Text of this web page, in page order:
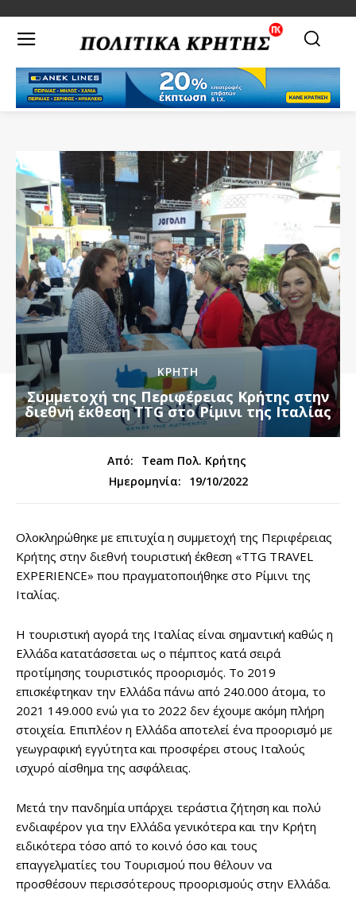
ΚΡΗΤΗ
Συμμετοχή της Περιφέρειας Κρήτης στην
διεθνή έκθεση TTG στο Ρίμινι της Ιταλίας
Από:
Team Πολ. Κρήτης
Ημερομηνία:
19/10/2022
Ολοκληρώθηκε με επιτυχία η συμμετοχή της Περιφέρειας
Κρήτης στην διεθνή τουριστική έκθεση «TTG TRAVEL
EXPERIENCE» που πραγματοποιήθηκε στο Ρίμινι της
Ιταλίας.
Η τουριστική αγορά της Ιταλίας είναι σημαντική καθώς η
Ελλάδα κατατάσσεται ως ο πέμπτος κατά σειρά
προτίμησης τουριστικός προορισμός. Το 2019
επισκέφτηκαν την Ελλάδα πάνω από 240.000 άτομα, το
2021 149.000 ενώ για το 2022 δεν έχουμε ακόμη πλήρη
στοιχεία. Επιπλέον η Ελλάδα αποτελεί ένα προορισμό με
γεωγραφική εγγύτητα και προσφέρει στους Ιταλούς
ισχυρό αίσθημα της ασφάλειας.
Μετά την πανδημία υπάρχει τεράστια ζήτηση και πολύ
ενδιαφέρον για την Ελλάδα γενικότερα και την Κρήτη
ειδικότερα τόσο από το κοινό όσο και τους
επαγγελματίες του Τουρισμού που θέλουν να
προσθέσουν περισσότερους προορισμούς στην Ελλάδα.